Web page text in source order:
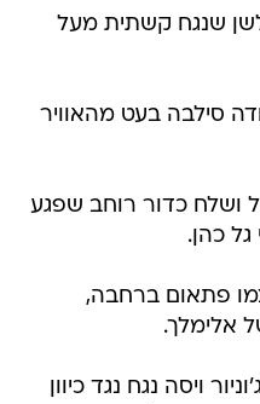
לשן שנגח קשתית מעל
ודה סילבה בעט מהאוויר
ושלח כדור רוחב שפגע
כהן.
עצמו פתאום ברחבה,
אלימלך.
ויסה נגח נגד כיוון